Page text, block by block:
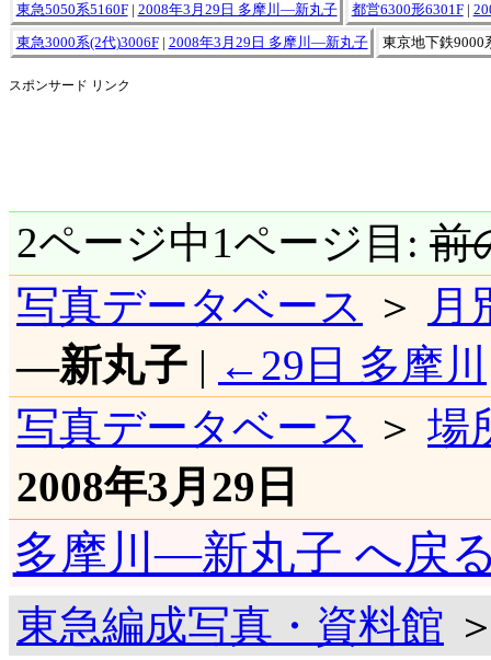
東急5050系5160F| 2008年3月29日 多摩川―新丸子 都営6300形6301F|
東急3000系(2代)3006F| 2008年3月29日 多摩川―新丸子 東京地下鉄9000
スポンサード リンク
2ページ中1ページ目: 前
写真データベース
＞
月
―新丸子 | ←29日 多摩川
写真データベース
＞ 場
2008年3月29日
多摩川―新丸子 へ戻
東急編成写真・資料館